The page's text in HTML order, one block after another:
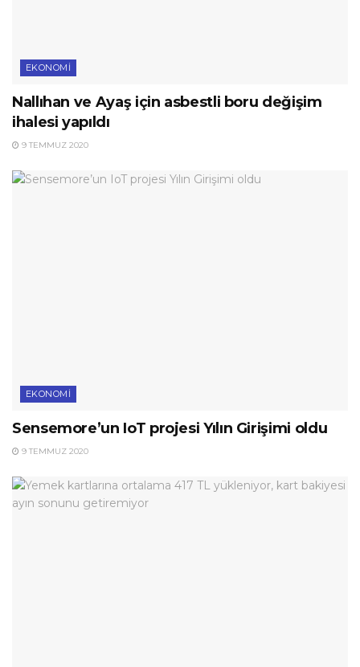
EKONOMI
Nallıhan ve Ayaş için asbestli boru değişim
ihalesi yapıldı
9 TEMMUZ 2020
EKONOMI
Sensemore’un IoT projesi Yılın Girişimi oldu
9 TEMMUZ 2020